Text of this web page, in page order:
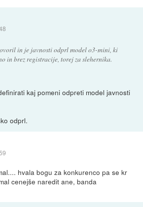
in je javnosti odprl model o3-mini, ki
in brez registracije, torej za slehernika.
kaj pomeni odpreti model javnosti
odprl.
hvala bogu za konkurenco pa se kr
cenejše naredit ane, banda